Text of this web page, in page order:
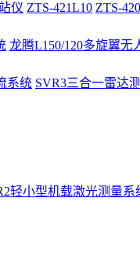
仪 ZTS-421L10 ZTS-
龙腾L150/120多旋翼无
系统 SVR3三合一雷达
轻小型机载激光测量系